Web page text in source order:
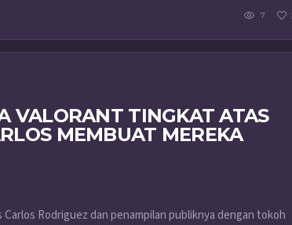
7
VALORANT TINGKAT ATAS
MEMBUAT MEREKA
Rodriguez dan penampilan publiknya dengan tokoh